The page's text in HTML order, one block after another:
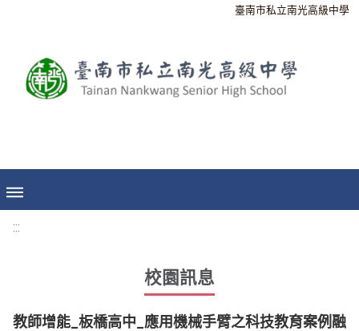
臺南市私立南光高級中學
:::
校園訊息
教師增能_板橋高中_應用機械手臂之科技教育案例融